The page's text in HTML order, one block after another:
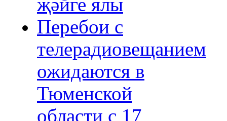
җәйге ялы
Перебои с
телерадиовещанием
ожидаются в
Тюменской
области с 17